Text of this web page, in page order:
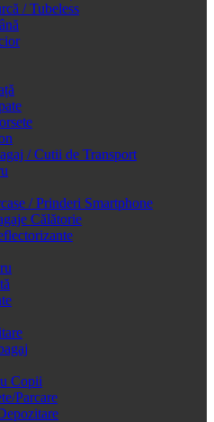
/ Tubeless
/ Cutii de Transport
/ Prinderi Smartphone
Călătorie
Copii
Parcare